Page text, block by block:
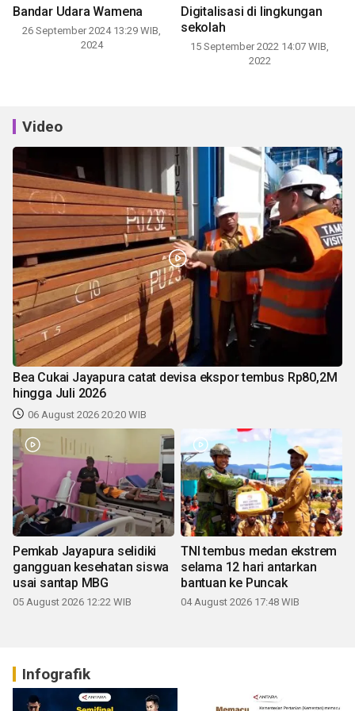
Bandar Udara Wamena
26 September 2024 13:29 WIB,
2024
Digitalisasi di lingkungan
sekolah
15 September 2022 14:07 WIB,
2022
Video
Bea Cukai Jayapura catat devisa ekspor tembus Rp80,2M
hingga Juli 2026
06 August 2026 20:20 WIB
Pemkab Jayapura selidiki
gangguan kesehatan siswa
usai santap MBG
05 August 2026 12:22 WIB
TNI tembus medan ekstrem
selama 12 hari antarkan
bantuan ke Puncak
04 August 2026 17:48 WIB
Infografik